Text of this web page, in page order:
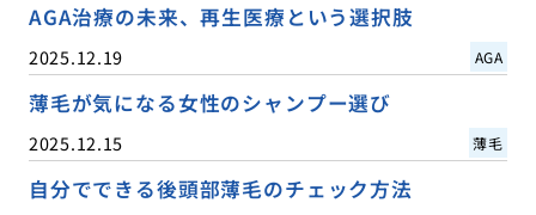
AGA治療の未来、再生医療という選択肢
2025.12.19 AGA
薄毛が気になる女性のシャンプー選び
2025.12.15 薄毛
自分でできる後頭部薄毛のチェック方法